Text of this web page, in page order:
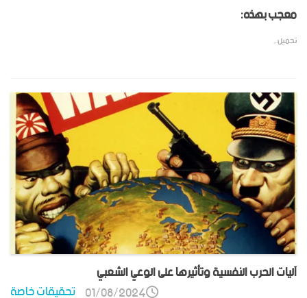
معجب بهذه:
تحميل...
آليات الحرب النفسية وتأثيرها على الوعي الشعبي
تحقيقات خاصة